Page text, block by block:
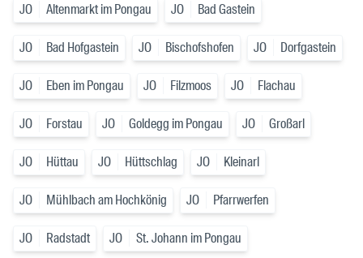
JO Altenmarkt im Pongau JO Bad Gastein
JO Bad Hofgastein JO Bischofshofen JO Dorfgastein
JO Eben im Pongau JO Filzmoos JO Flachau
JO Forstau JO Goldegg im Pongau JO Großarl
JO Hüttau JO Hüttschlag JO Kleinarl
JO Mühlbach am Hochkönig JO Pfarrwerfen
JO Radstadt JO St. Johann im Pongau